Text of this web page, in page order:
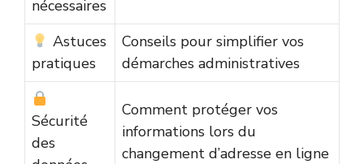
nécessaires
Astuces
pratiques
Conseils pour simplifier vos
démarches administratives
Sécurité
des
Comment protéger vos
informations lors du
changement d’adresse en ligne